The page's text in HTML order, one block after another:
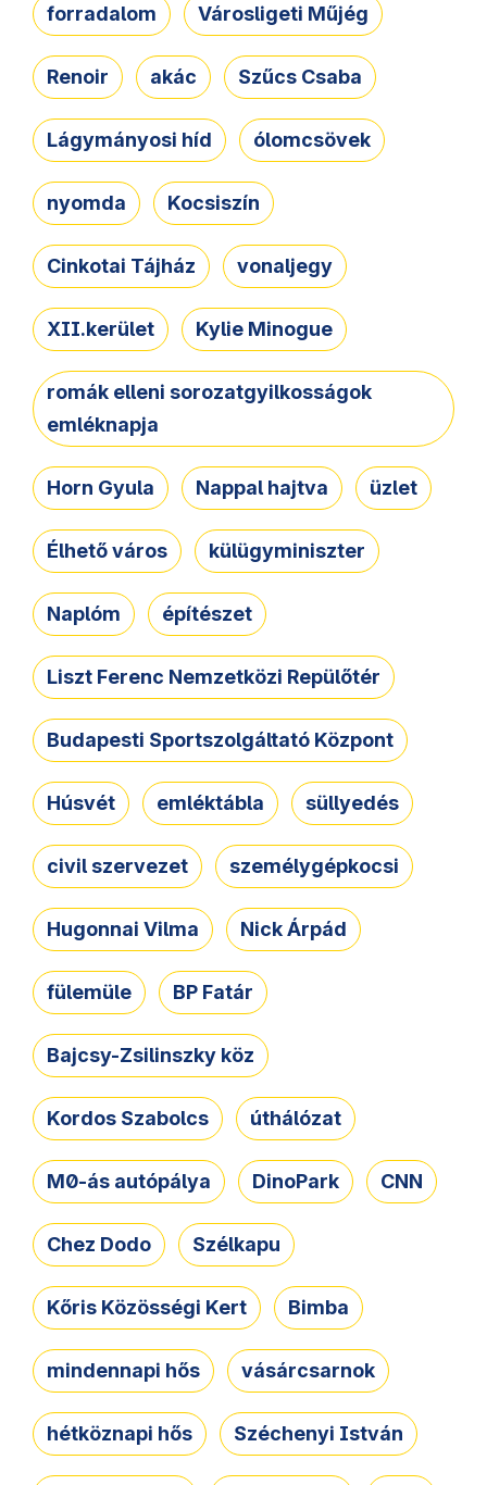
forradalom Városligeti Műjég
Renoir akác Szűcs Csaba
Lágymányosi híd ólomcsövek
nyomda Kocsiszín
Cinkotai Tájház vonaljegy
XII.kerület Kylie Minogue
romák elleni sorozatgyilkosságok
emléknapja
Horn Gyula Nappal hajtva üzlet
Élhető város külügyminiszter
Naplóm építészet
Liszt Ferenc Nemzetközi Repülőtér
Budapesti Sportszolgáltató Központ
Húsvét emléktábla süllyedés
civil szervezet személygépkocsi
Hugonnai Vilma Nick Árpád
fülemüle BP Fatár
Bajcsy-Zsilinszky köz
Kordos Szabolcs úthálózat
M0-ás autópálya DinoPark CNN
Chez Dodo Szélkapu
Kőris Közösségi Kert Bimba
mindennapi hős vásárcsarnok
hétköznapi hős Széchenyi István